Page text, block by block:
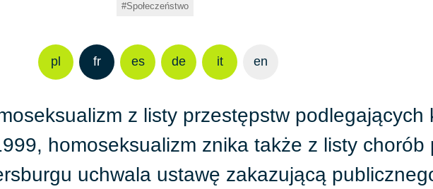
Społeczeństwo
pl fr es de it en
z listy przestępstw podlegających
, homoseksualizm znika także z listy chorób
uchwala ustawę zakazującą